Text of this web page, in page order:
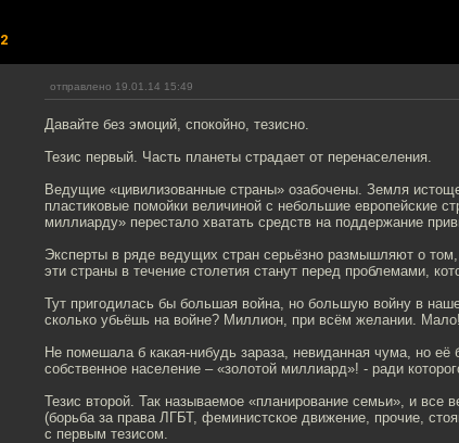
2
отправлено 19.01.14 15:49
Давайте без эмоций, спокойно, тезисно.
Тезис первый. Часть планеты страдает от перенаселения.
Ведущие «цивилизованные страны» озабочены. Земля
пластиковые помойки величиной с небольшие европейские
миллиарду» перестало хватать средств на поддержание
Эксперты в ряде ведущих стран серьёзно размышляют о
эти страны в течение столетия станут перед проблемами,
Тут пригодилась бы большая война, но большую войну в
сколько убьёшь на войне? Миллион, при всём желании. Мало!
Не помешала б какая-нибудь зараза, невиданная чума, но её
собственное население – «золотой миллиард»! - ради
Тезис второй. Так называемое «планирование семьи», и
(борьба за права ЛГБТ, феминистское движение, прочие,
с первым тезисом.